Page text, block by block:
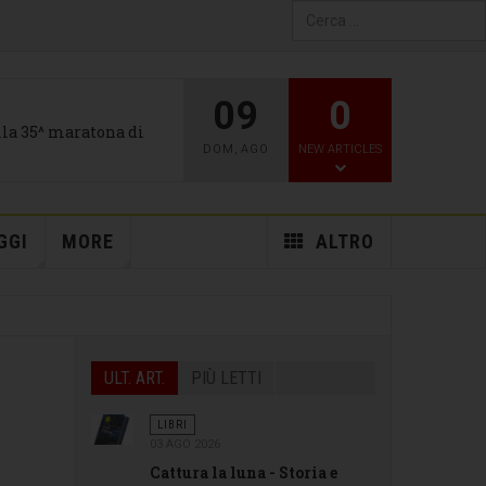
for results.
35^ maratona di
09
DOM , AGO
0
NEW ARTICLES
ALTRO
MORE
ULT. ART. PIÙ LETTI
LIBRI
Cattura la luna - Storia e